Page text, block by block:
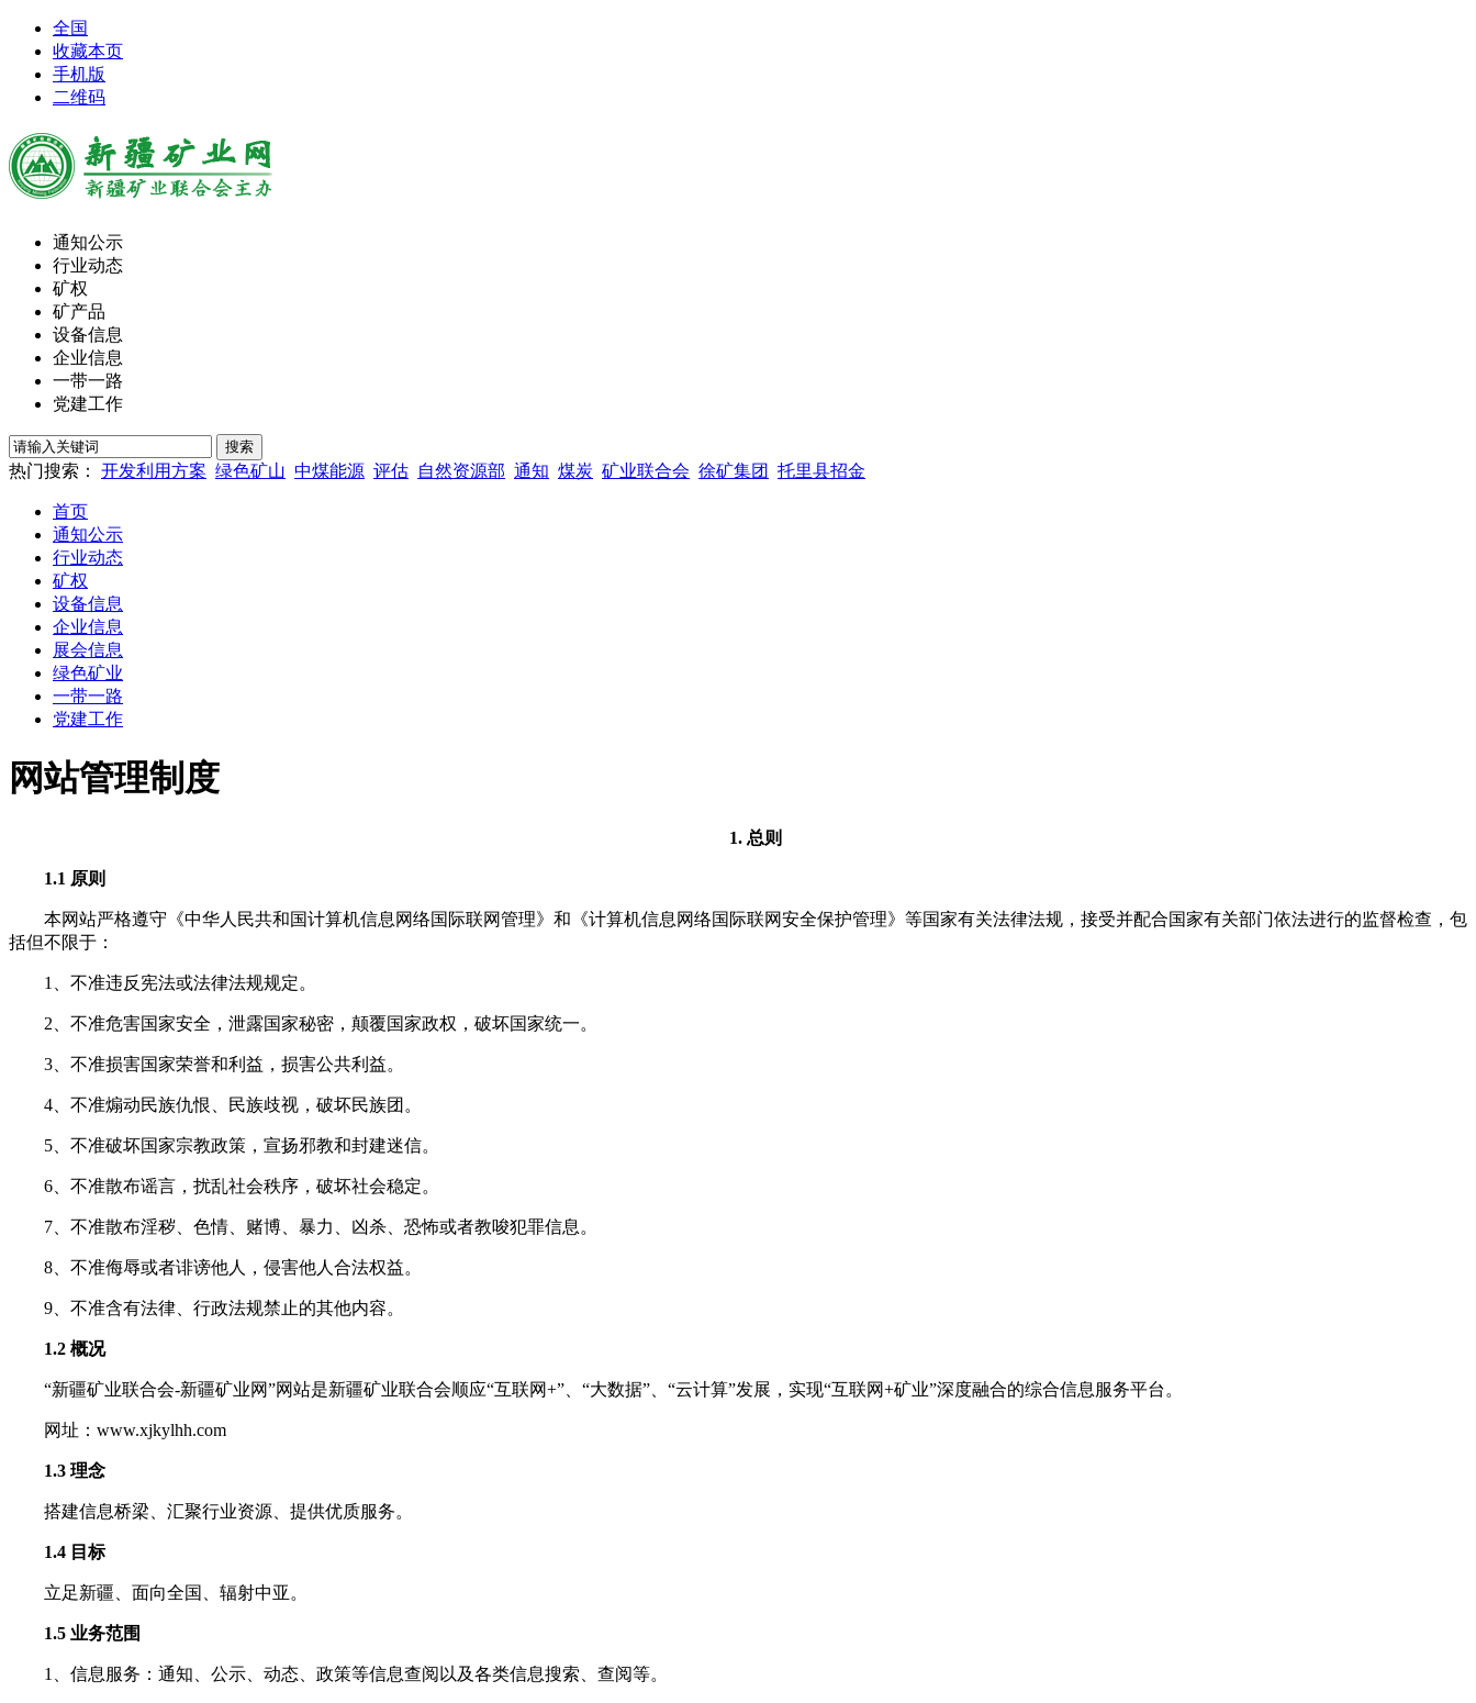
全国
收藏本页
手机版
二维码
通知公示
行业动态
矿权
矿产品
设备信息
企业信息
一带一路
党建工作
热门搜索： 开发利用方案 绿色矿山 中煤能源 评估 自然资源部 通知 煤炭 矿业联合会 徐矿集团 托里县招金
首页
通知公示
行业动态
矿权
设备信息
企业信息
展会信息
绿色矿业
一带一路
党建工作
网站管理制度
1. 总则
1.1 原则
本网站严格遵守《中华人民共和国计算机信息网络国际联网管理》和《计算机信息网络国际联网安全保护管理》等国家有关法律法规，接受并配合国家有关部门依法进行的监督检查，包
括但不限于：
1、不准违反宪法或法律法规规定。
2、不准危害国家安全，泄露国家秘密，颠覆国家政权，破坏国家统一。
3、不准损害国家荣誉和利益，损害公共利益。
4、不准煽动民族仇恨、民族歧视，破坏民族团。
5、不准破坏国家宗教政策，宣扬邪教和封建迷信。
6、不准散布谣言，扰乱社会秩序，破坏社会稳定。
7、不准散布淫秽、色情、赌博、暴力、凶杀、恐怖或者教唆犯罪信息。
8、不准侮辱或者诽谤他人，侵害他人合法权益。
9、不准含有法律、行政法规禁止的其他内容。
1.2 概况
“新疆矿业联合会-新疆矿业网”网站是新疆矿业联合会顺应“互联网+”、“大数据”、“云计算”发展，实现“互联网+矿业”深度融合的综合信息服务平台。
网址：www.xjkylhh.com
1.3 理念
搭建信息桥梁、汇聚行业资源、提供优质服务。
1.4 目标
立足新疆、面向全国、辐射中亚。
1.5 业务范围
1、信息服务：通知、公示、动态、政策等信息查阅以及各类信息搜索、查阅等。